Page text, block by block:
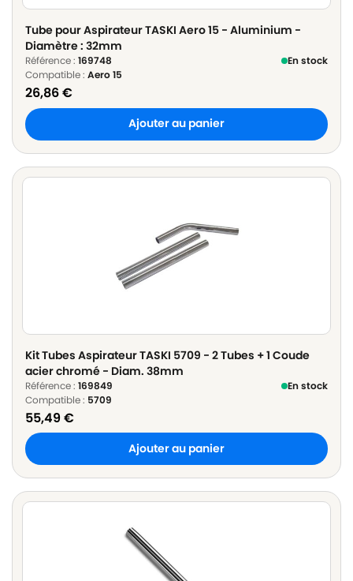
Tube pour Aspirateur TASKI Aero 15 - Aluminium -
Diamètre : 32mm
Référence : 169748
En stock
Compatible : Aero 15
26,86€
Ajouter au panier
Kit Tubes Aspirateur TASKI 5709 - 2 Tubes + 1 Coude
acier chromé - Diam. 38mm
Référence : 169849
En stock
Compatible : 5709
55,49€
Ajouter au panier